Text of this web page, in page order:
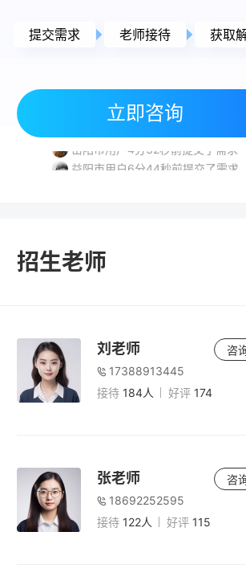
提交需求 老师接待 获取
立即咨询
株洲市用户8分21秒前提交了需求
常德市用户6分27秒前提交了需求
岳阳市用户4分32秒前提交了需求
益阳市用户6分44秒前提交了需求
招生老师
刘老师
17388913445
接待 184人 好评 174
咨
张老师
18692252595
接待 122人 好评 115
咨
老师
5小时前
5小时前
高考落榜要不要复读？2026年复读决策
分析与规划指南
高考240分能上什么学校？复读提分与
校全攻略
2026年复读怎么办理手续？最全流程
清单（附避坑指南）
老师
5小时前
复读二年值得吗？2026年高考复读两年